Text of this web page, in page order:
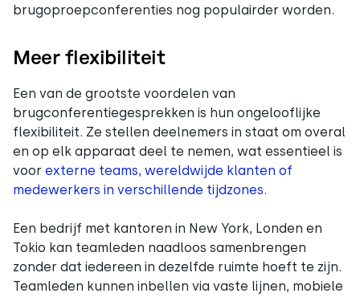
brugoproepconferenties nog populairder worden.
Meer flexibiliteit
Een van de grootste voordelen van
brugconferentiegesprekken is hun ongelooflijke
flexibiliteit. Ze stellen deelnemers in staat om overal
en op elk apparaat deel te nemen, wat essentieel is
voor externe teams, wereldwijde klanten of
medewerkers in verschillende tijdzones.
Een bedrijf met kantoren in New York, Londen en
Tokio kan teamleden naadloos samenbrengen
zonder dat iedereen in dezelfde ruimte hoeft te zijn.
Teamleden kunnen inbellen via vaste lijnen, mobiele